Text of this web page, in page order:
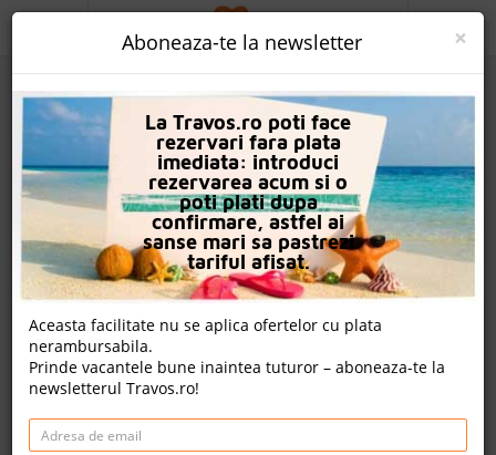
Hotel Diogenis Blue Palace
Un review , nota Travos: 5.8
Gouves, Creta, Grecia
Gouves, Gouves, 70014, Grecia
Cazare
PROMO
CAUTA REZERVARE
OFERTA PERSONALIZATA
DESPRE NOI
LOGIN
CAZARE
CHARTER AVION
CAZARE + AUTOCAR
CONTACT
×
Aboneaza-te la newsletter
La Travos.ro poti face
rezervari fara plata
imediata: introduci
rezervarea acum si o
poti plati dupa
confirmare, astfel ai
sanse mari sa pastrezi
tariful afisat.
Aceasta facilitate nu se aplica ofertelor cu plata
nerambursabila.
Prinde vacantele bune inaintea tuturor – aboneaza-te la
newsletterul Travos.ro!